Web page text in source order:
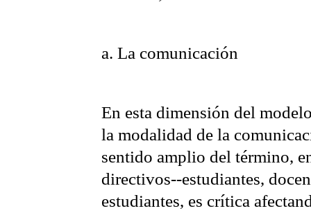
a. La comunicación
En esta dimensión del
la modalidad de la
sentido amplio del término,
directivos--estudiantes,
estudiantes, es crítica